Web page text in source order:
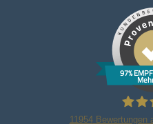
97%
11954Bewertungen